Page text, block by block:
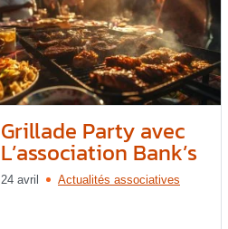
Grillade Party avec
L’association Bank’s
24 avril Actualités associatives